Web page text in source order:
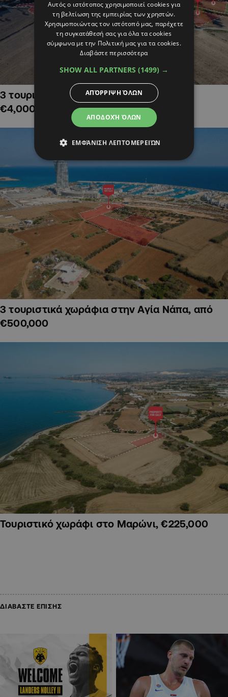
3 τουριστικά χωράφια στην Αλαμινό,
€4,000,000
3 τουριστικά χωράφια στην Αγία Νάπα, από
€500,000
Τουριστικό χωράφι στο Μαρώνι, €225,000
ΔΙΑΒΑΣΤΕ ΕΠΙΣΗΣ
Αυτός ο ιστότοπος χρησιμοποιεί cookies για
τη βελτίωση της εμπειρίας των χρηστών.
Χρησιμοποιώντας τον ιστότοπό μας, παρέχετε
τη συγκατάθεσή σας για όλα τα cookies
σύμφωνα με την Πολιτική μας για τα cookies.
Διαβάστε περισσότερα
SHOW ALL PARTNERS (1499) →
ΑΠΟΔΟΧΉ ΌΛΩΝ
ΑΠΌΡΡΙΨΗ ΌΛΩΝ
ΕΜΦΆΝΙΣΗ ΛΕΠΤΟΜΕΡΕΙΏΝ